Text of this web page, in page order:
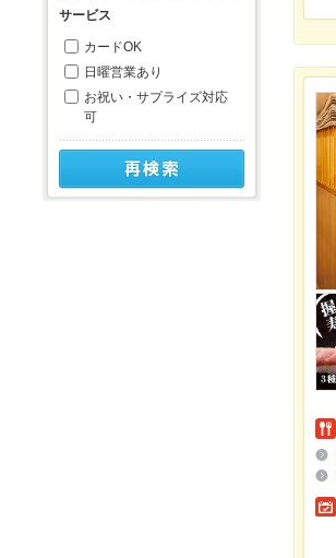
サービス
カードOK
日曜営業あり
お祝い・サプライズ対応
可